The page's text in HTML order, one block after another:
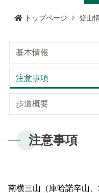
天気予報
東部園区
水里ビジターセンタ
塔塔加ビジターセン
梅山ビジターセンタ
排雲登山ビジターセン
登山の安全
高山での救急
八通関越嶺道ルート
南横三山及び関山ル
南二段ルート
新康横断ルート
オンライン入園申請
地形
地質
水文
気候
動物
歷史人文
布農族
八通関古道
映像出版作品
玉山写真
旅行パンフレット
行政サービス
玉山国家公園
玉山国家公園につ
私達のビジョン
よくある質問
語言Language
中文
日本語
Bahasa Melayu
サイトマップ
大
トップページ 登山
基本情報
注意事項
步道概要
注意事項
南横三山（庫哈諾辛山